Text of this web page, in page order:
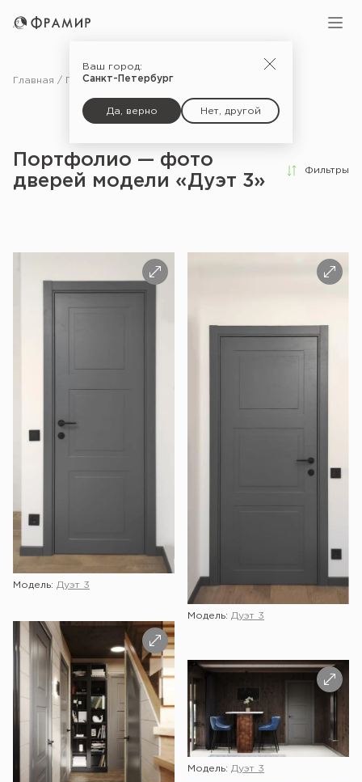
Ваш город:
Санкт-Петербург
Да, верно Нет, другой
Главная Портфолио
Портфолио — фото
дверей модели «Дуэт 3»
Фильтры
Модель: Дуэт 3
Модель: Дуэт 3
Модель: Дуэт 3